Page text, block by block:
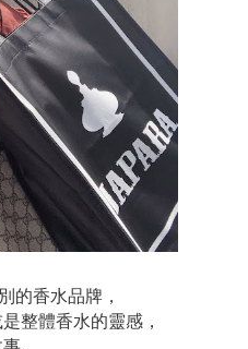
的香水品牌，
整體香水的靈感，
。